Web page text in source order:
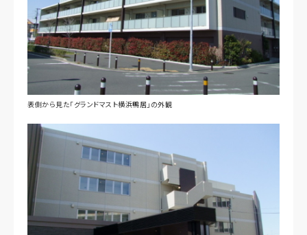
表側から見た「グランドマスト横浜鴨居」の外観